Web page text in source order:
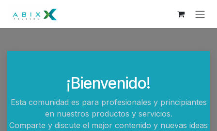
¡Bienvenido!
Esta comunidad es para profesionales y principiantes
en nuestros productos y servicios.
Comparte y discute el mejor contenido y nuevas ideas